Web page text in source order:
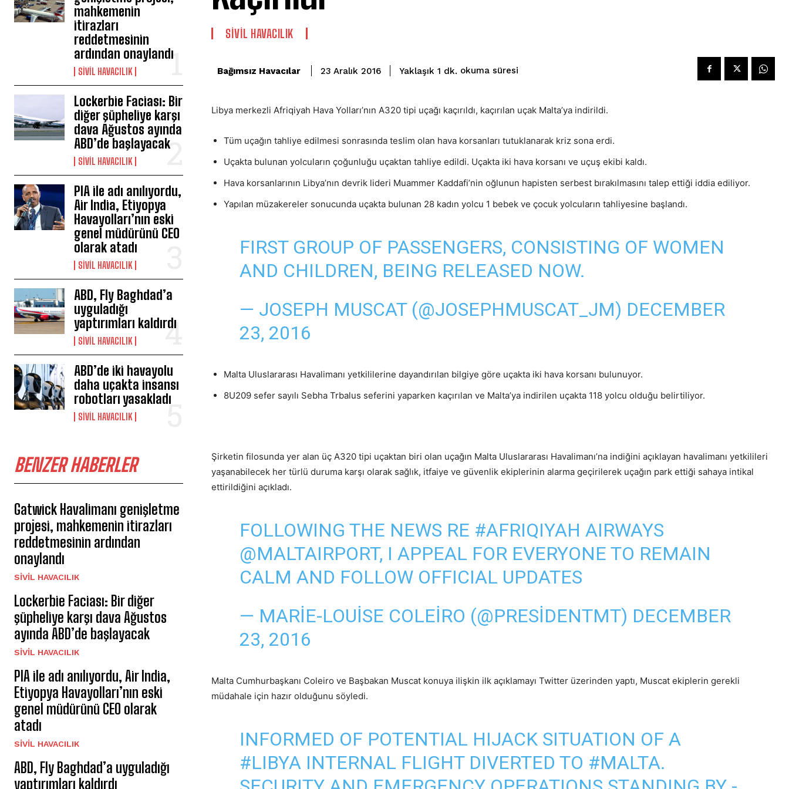
mahkemenin
itirazları
reddetmesinin
ardından onaylandı
SIVIL HAVACILIK
Lockerbie Faciası: Bir
diğer şüpheliye karşı
dava Ağustos ayında
ABD’de başlayacak
SIVIL HAVACILIK
PIA ile adı anılıyordu,
Air India, Etiyopya
Havayolları’nın eski
genel müdürünü CEO
olarak atadı
SIVIL HAVACILIK
ABD, Fly Baghdad’a
uyguladığı
yaptırımları kaldırdı
SIVIL HAVACILIK
ABD’de iki havayolu
daha uçakta insansı
robotları yasakladı
SIVIL HAVACILIK
BENZER HABERLER
Gatwick Havalimanı genişletme
projesi, mahkemenin itirazları
reddetmesinin ardından
onaylandı
SIVIL HAVACILIK
Lockerbie Faciası: Bir diğer
şüpheliye karşı dava Ağustos
ayında ABD’de başlayacak
SIVIL HAVACILIK
PIA ile adı anılıyordu, Air India,
Etiyopya Havayolları’nın eski
genel müdürünü CEO olarak
atadı
SIVIL HAVACILIK
ABD, Fly Baghdad’a uyguladığı
yaptırımları kaldırdı
SIVIL HAVACILIK
Bağımsız Havacılar 23 Aralık 2016 Yaklaşık 1 dk. okuma süresi
Libya merkezli Afriqiyah Hava Yolları’nın A320 tipi uçağı kaçırıldı, kaçırılan uçak Malta’ya indirildi.
Tüm uçağın tahliye edilmesi sonrasında teslim olan hava korsanları tutuklanarak kriz sona erdi.
Uçakta bulunan yolcuların çoğunluğu uçaktan tahliye edildi. Uçakta iki hava korsanı ve uçuş ekibi kaldı.
Hava korsanlarının Libya’nın devrik lideri Muammer Kaddafi’nin oğlunun hapisten serbest bırakılmasını talep ettiği iddia ediliyor.
Yapılan müzakereler sonucunda uçakta bulunan 28 kadın yolcu 1 bebek ve çocuk yolcuların tahliyesine başlandı.
FIRST GROUP OF PASSENGERS, CONSISTING OF WOMEN
AND CHILDREN, BEING RELEASED NOW.
— JOSEPH MUSCAT (@JOSEPHMUSCAT_JM) DECEMBER
23, 2016
Malta Uluslararası Havalimanı yetkililerine dayandırılan bilgiye göre uçakta iki hava korsanı bulunuyor.
8U209 sefer sayılı Sebha Trbalus seferini yaparken kaçırılan ve Malta’ya indirilen uçakta 118 yolcu olduğu belirtiliyor.
Şirketin filosunda yer alan üç A320 tipi uçaktan biri olan uçağın Malta Uluslararası Havalimanı’na indiğini açıklayan havalimanı yetkilileri
yaşanabilecek her türlü duruma karşı olarak sağlık, itfaiye ve güvenlik ekiplerinin alarma geçirilerek uçağın park ettiği sahaya intikal
ettirildiğini açıkladı.
FOLLOWING THE NEWS RE #AFRIQIYAH AIRWAYS
@MALTAIRPORT, I APPEAL FOR EVERYONE TO REMAIN
CALM AND FOLLOW OFFICIAL UPDATES
— MARIE-LOUISE COLEIRO (@PRESIDENTMT) DECEMBER
23, 2016
Malta Cumhurbaşkanı Coleiro ve Başbakan Muscat konuya ilişkin ilk açıklamayı Twitter üzerinden yaptı, Muscat ekiplerin gerekli
müdahale için hazır olduğunu söyledi.
INFORMED OF POTENTIAL HIJACK SITUATION OF A
#LIBYA INTERNAL FLIGHT DIVERTED TO #MALTA.